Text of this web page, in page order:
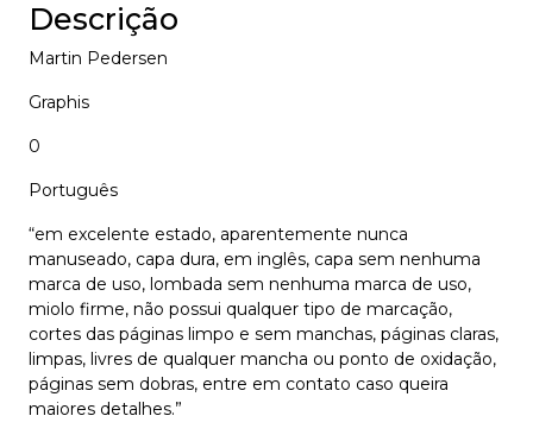
Descrição
Martin Pedersen
Graphis
0
Português
“em excelente estado, aparentemente nunca
manuseado, capa dura, em inglês, capa sem nenhuma
marca de uso, lombada sem nenhuma marca de uso,
miolo firme, não possui qualquer tipo de marcação,
cortes das páginas limpo e sem manchas, páginas claras,
limpas, livres de qualquer mancha ou ponto de oxidação,
páginas sem dobras, entre em contato caso queira
maiores detalhes.”